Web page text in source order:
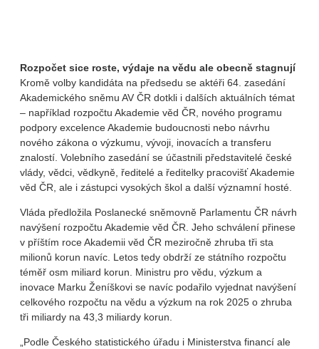
Rozpočet sice roste, výdaje na vědu ale obecně stagnují
Kromě volby kandidáta na předsedu se aktéři 64. zasedání
Akademického sněmu AV ČR dotkli i dalších aktuálních témat
– například rozpočtu Akademie věd ČR, nového programu
podpory excelence Akademie budoucnosti nebo návrhu
nového zákona o výzkumu, vývoji, inovacích a transferu
znalostí. Volebního zasedání se účastnili představitelé české
vlády, vědci, vědkyně, ředitelé a ředitelky pracovišť Akademie
věd ČR, ale i zástupci vysokých škol a další významní hosté.
Vláda předložila Poslanecké sněmovně Parlamentu ČR návrh
navýšení rozpočtu Akademie věd ČR. Jeho schválení přinese
v příštím roce Akademii věd ČR meziročně zhruba tři sta
milionů korun navíc. Letos tedy obdrží ze státního rozpočtu
téměř osm miliard korun. Ministru pro vědu, výzkum a
inovace Marku Ženíškovi se navíc podařilo vyjednat navýšení
celkového rozpočtu na vědu a výzkum na rok 2025 o zhruba
tři miliardy na 43,3 miliardy korun.
„Podle Českého statistického úřadu i Ministerstva financí ale